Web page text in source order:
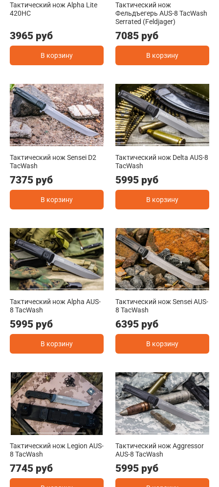
Тактический нож Alpha Lite
420HC
3965 руб
В корзину
Тактический нож
Фельдъегерь AUS-8 TacWash
Serrated (Feldjager)
7085 руб
В корзину
Тактический нож Sensei D2
TacWash
7375 руб
В корзину
Тактический нож Delta AUS-8
TacWash
5995 руб
В корзину
Тактический нож Alpha AUS-
8 TacWash
5995 руб
В корзину
Тактический нож Sensei AUS-
8 TacWash
6395 руб
В корзину
Тактический нож Legion AUS-
8 TacWash
7745 руб
Тактический нож Aggressor
AUS-8 TacWash
5995 руб